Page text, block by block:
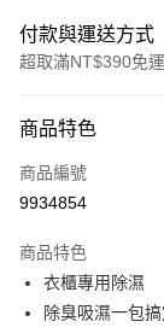
付款與運送方式
超取滿NT$390免運
POYA支付
信用卡一次付款
LINE Pay
Apple Pay
商品特色
商品編號
9934854
商品特色
衣櫃專用除濕
除臭吸濕一包搞